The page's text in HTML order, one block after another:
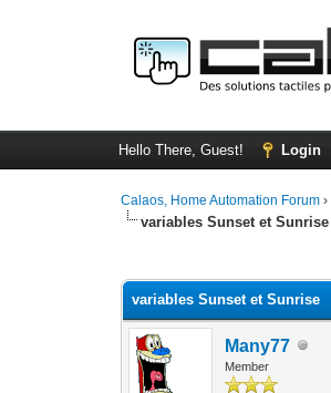
Hello There, Guest! Login
Calaos, Home Automation Forum ›
variables Sunset et Sunrise
variables Sunset et Sunrise
Many77
Member